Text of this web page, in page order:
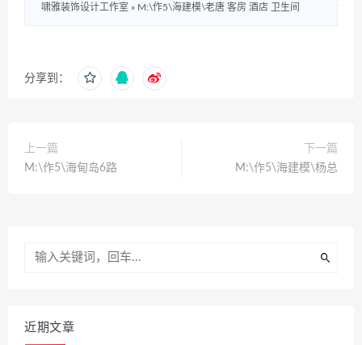
啸雅装饰设计工作室 » M:\作5\海建模\老唐 客房 酒店 卫生间
分享到：
上一篇
M:\作5\海甸岛6路
下一篇
M:\作5\海建模\杨总
近期文章